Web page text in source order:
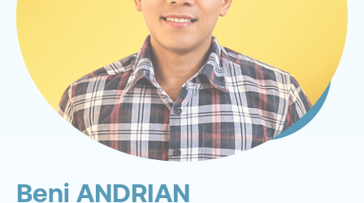
Beni ANDRIAN